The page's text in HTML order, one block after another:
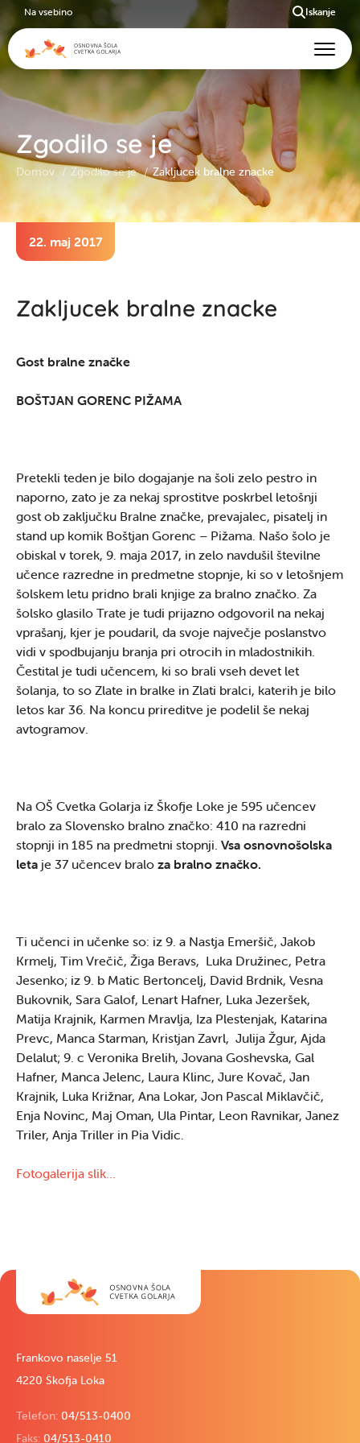
Zgodilo se je
Domov Zgodilo se je Zakljucek bralne znacke
22. maj 2017
Zakljucek bralne znacke
Gost bralne značke
BOŠTJAN GORENC PIŽAMA
Pretekli teden je bilo dogajanje na šoli zelo pestro in
naporno, zato je za nekaj sprostitve poskrbel letošnji
gost ob zaključku Bralne značke, prevajalec, pisatelj in
stand up komik Boštjan Gorenc – Pižama. Našo šolo je
obiskal v torek, 9. maja 2017, in zelo navdušil številne
učence razredne in predmetne stopnje, ki so v letošnjem
šolskem letu pridno brali knjige za bralno značko. Za
šolsko glasilo Trate je tudi prijazno odgovoril na nekaj
vprašanj, kjer je poudaril, da svoje največje poslanstvo
vidi v spodbujanju branja pri otrocih in mladostnikih.
Čestital je tudi učencem, ki so brali vseh devet let
šolanja, to so Zlate in bralke in Zlati bralci, katerih je bilo
letos kar 36. Na koncu prireditve je podelil še nekaj
avtogramov.
Na OŠ Cvetka Golarja iz Škofje Loke je 595 učencev
bralo za Slovensko bralno značko: 410 na razredni
stopnji in 185 na predmetni stopnji. Vsa osnovnošolska
leta je 37 učencev bralo za bralno značko.
Ti učenci in učenke so: iz 9. a Nastja Emeršič, Jakob
Krmelj, Tim Vrečič, Žiga Beravs, Luka Družinec, Petra
Jesenko; iz 9. b Matic Bertoncelj, David Brdnik, Vesna
Bukovnik, Sara Galof, Lenart Hafner, Luka Jezeršek,
Matija Krajnik, Karmen Mravlja, Iza Plestenjak, Katarina
Prevc, Manca Starman, Kristjan Zavrl, Julija Žgur, Ajda
Delalut; 9. c Veronika Brelih, Jovana Goshevska, Gal
Hafner, Manca Jelenc, Laura Klinc, Jure Kovač, Jan
Krajnik, Luka Križnar, Ana Lokar, Jon Pascal Miklavčič,
Enja Novinc, Maj Oman, Ula Pintar, Leon Ravnikar, Janez
Triler, Anja Triller in Pia Vidic.
Fotogalerija slik…
Frankovo naselje 51
4220 Škofja Loka
Telefon: 04/513-0400
Faks: 04/513-0410
Na vsebino Iskanje